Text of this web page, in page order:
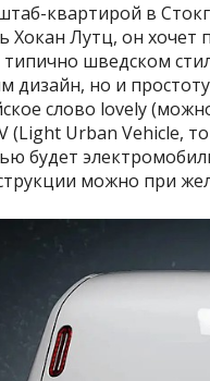
квартирой в
Хокан Лутц, он
шведском
дизайн, но и
слово lovely
(Light Urban Vehicle,
будет
можно при